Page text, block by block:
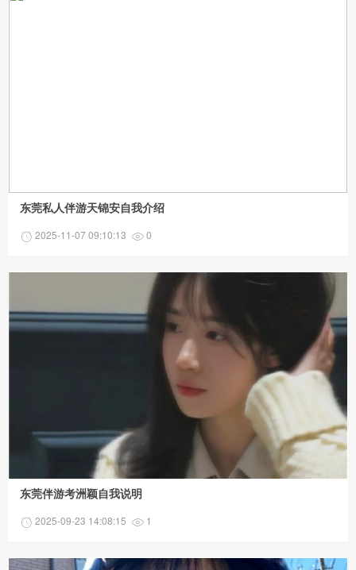
东莞私人伴游天锦安自我介绍
2025-11-07 09:10:13 0
东莞伴游考洲颖自我说明
2025-09-23 14:08:15 1